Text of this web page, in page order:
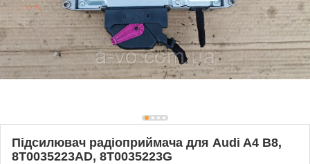
Підсилювач радіоприймача для Audi A4 B8,
8T0035223AD, 8T0035223G